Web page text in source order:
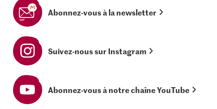
Abonnez-vous à la newsletter
Suivez-nous sur Instagram
Abonnez-vous à notre chaîne YouTube